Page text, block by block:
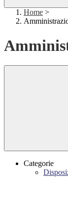
Home >
Categorie